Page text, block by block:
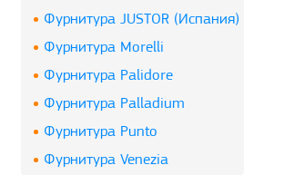
Фурнитура JUSTOR (Испания)
Фурнитура Morelli
Фурнитура Palidore
Фурнитура Palladium
Фурнитура Punto
Фурнитура Venezia